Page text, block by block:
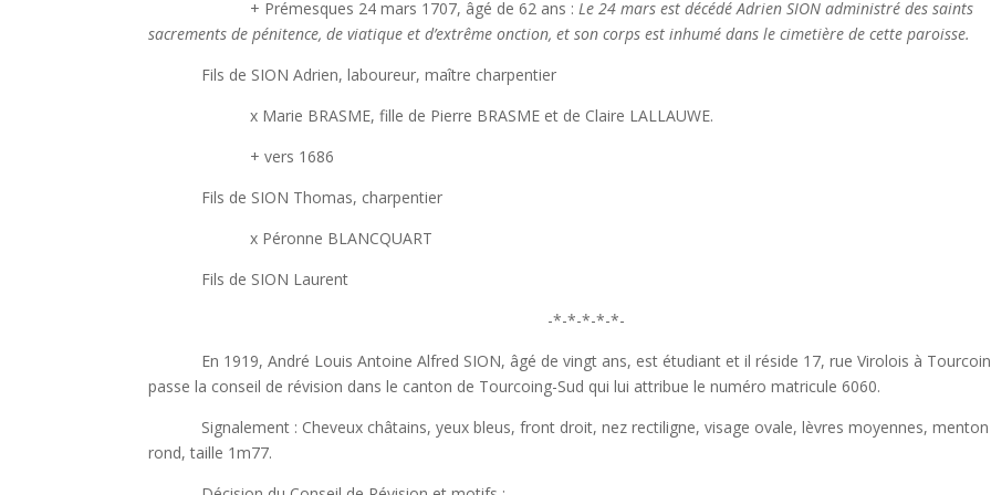
+ Prémesques 24 mars 1707, âgé de 62 ans :Le 24 mars est décédé Adrien SION administré des saints
sacrements de pénitence, de viatique et d’extrême onction, et son corps est inhumé dans le cimetière de cette paroisse.
Fils de SION Adrien, laboureur, maître charpentier
x Marie BRASME, fille de Pierre BRASME et de Claire LALLAUWE.
+ vers 1686
Fils de SION Thomas, charpentier
x Péronne BLANCQUART
Fils de SION Laurent
-*-*-*-*-*-
En 1919, André Louis Antoine Alfred SION, âgé de vingt ans, est étudiant et il réside 17, rue Virolois à
passe la conseil de révision dans le canton de Tourcoing-Sud qui lui attribue le numéro matricule 6060.
Signalement : Cheveux châtains, yeux bleus, front droit, nez rectiligne, visage ovale, lèvres moyennes, menton
rond, taille 1m77.